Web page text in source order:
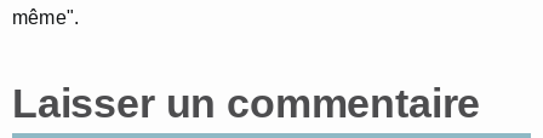
même".
Laisser un commentaire